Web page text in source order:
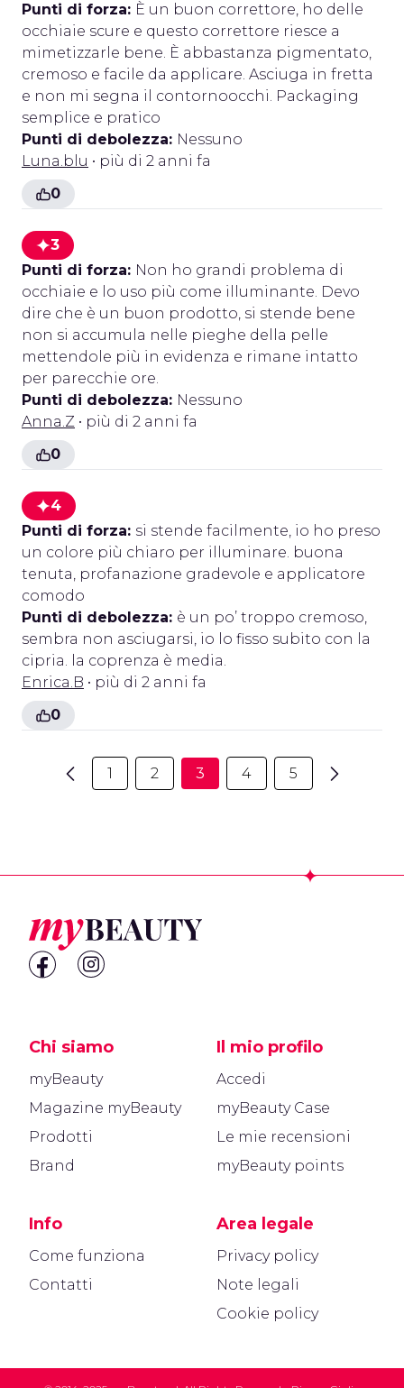
Punti di forza: È un buon correttore, ho delle
occhiaie scure e questo correttore riesce a
mimetizzarle bene. È abbastanza pigmentato,
cremoso e facile da applicare. Asciuga in fretta
e non mi segna il contornoocchi. Packaging
semplice e pratico
Punti di debolezza: Nessuno
Luna.blu • più di 2 anni fa
0
3
Punti di forza: Non ho grandi problema di
occhiaie e lo uso più come illuminante. Devo
dire che è un buon prodotto, si stende bene
non si accumula nelle pieghe della pelle
mettendole più in evidenza e rimane intatto
per parecchie ore.
Punti di debolezza: Nessuno
Anna.Z • più di 2 anni fa
0
4
Punti di forza: si stende facilmente, io ho preso
un colore più chiaro per illuminare. buona
tenuta, profanazione gradevole e applicatore
comodo
Punti di debolezza: è un po’ troppo cremoso,
sembra non asciugarsi, io lo fisso subito con la
cipria. la coprenza è media.
Enrica.B • più di 2 anni fa
0
1 2 3 4 5
Chi siamo
myBeauty
Magazine myBeauty
Prodotti
Brand
Info
Come funziona
Contatti
Il mio profilo
Accedi
myBeauty Case
Le mie recensioni
myBeauty points
Area legale
Privacy policy
Note legali
Cookie policy